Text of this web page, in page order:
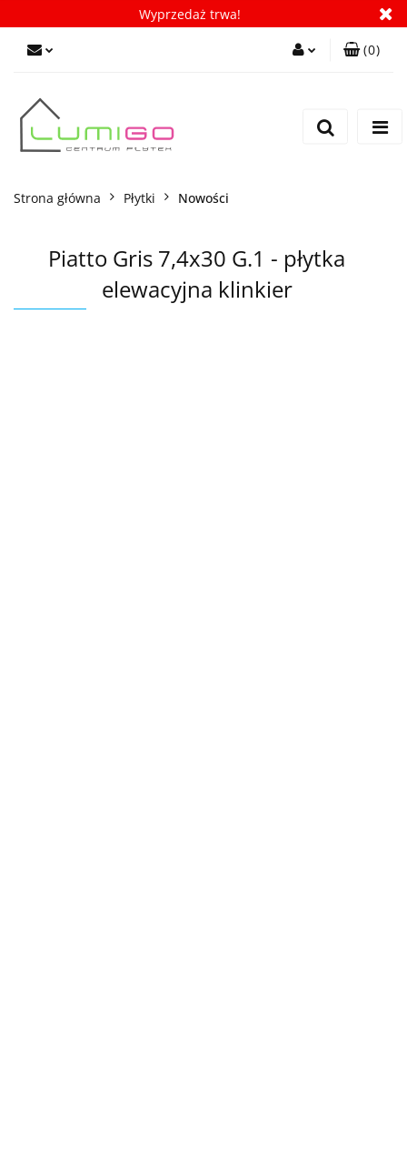
Wyprzedaż trwa!
(0)
Strona główna Płytki Nowości
Piatto Gris 7,4x30 G.1 - płytka
elewacyjna klinkier